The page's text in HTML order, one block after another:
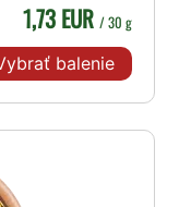
1,73 EUR / 30 g
balenie